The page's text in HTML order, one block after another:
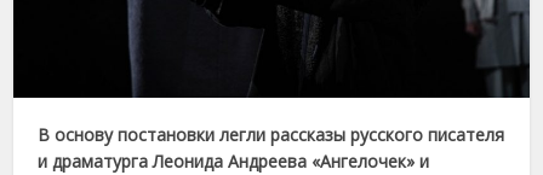
В основу постановки легли рассказы русского писателя
и драматурга Леонида Андреева «Ангелочек» и